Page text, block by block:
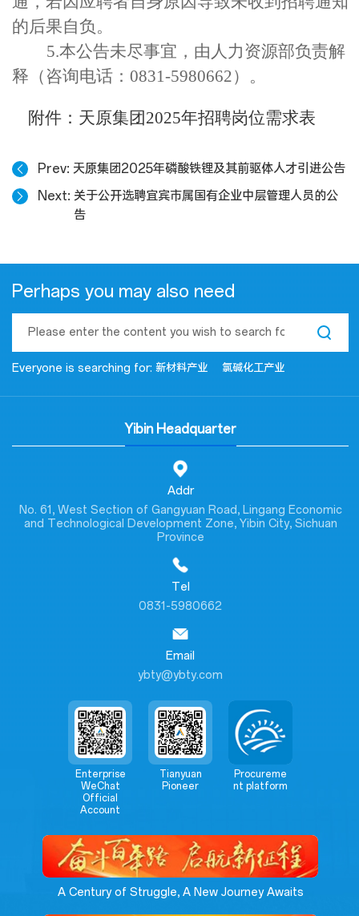
的后果自负。
5.本公告未尽事宜，由人力资源部负责解
释（咨询电话： 0831-5980662）。
附件： 天原集团2025年招聘岗位需求表
Prev 天原集团2025年磷酸铁锂及其前驱体人才引进公告
Next 关于公开选聘宜宾市属国有企业中层管理人员的公
告
Perhaps you may also need
Everyone is searching for: 新材料产业 氯碱化工产业
Yibin Headquarter
Addr
No. 61, West Section of Gangyuan Road, Lingang Economic
and Technological Development Zone, Yibin City, Sichuan
Province
Tel
0831-5980662
Email
ybty@ybty.com
Enterprise
WeChat
Official
Account
Tianyuan
Pioneer
Procureme
nt platform
A Century of Struggle, A New Journey Awaits